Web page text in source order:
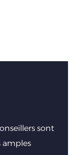
sont
amples